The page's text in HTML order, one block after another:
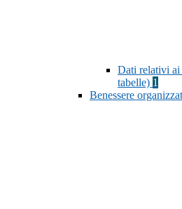
Dati relativi ai
tabelle) 1
Benessere